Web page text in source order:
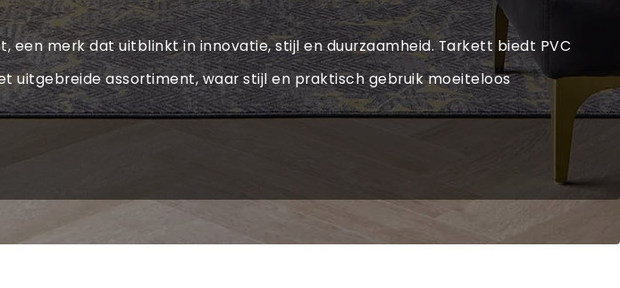
een merk dat uitblinkt in innovatie, stijl en duurzaamheid. Tarkett biedt PVC
uitgebreide assortiment, waar stijl en praktisch gebruik moeiteloos